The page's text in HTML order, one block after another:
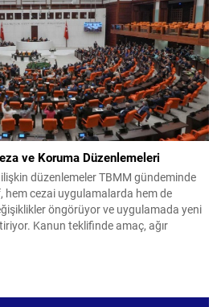
ve Koruma Düzenlemeleri
düzenlemeler TBMM gündeminde
cezai uygulamalarda hem de
öngörüyor ve uygulamada yeni
Kanun teklifinde amaç, ağır
netleştirirken aynı zamanda
ve izleme mekanizmalarını